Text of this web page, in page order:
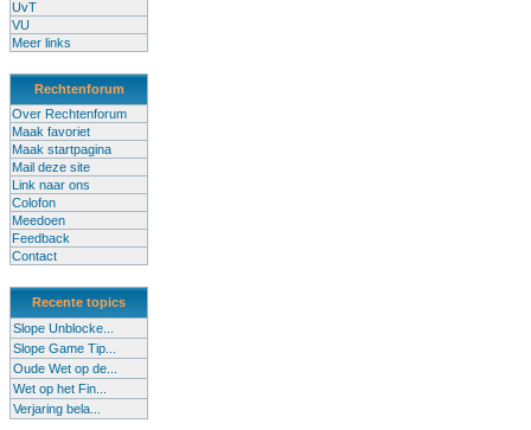
UvT
VU
Meer links
Rechtenforum
Over Rechtenforum
Maak favoriet
Maak startpagina
Mail deze site
Link naar ons
Colofon
Meedoen
Feedback
Contact
Recente topics
Slope Unblocke...
Slope Game Tip...
Oude Wet op de...
Wet op het Fin...
Verjaring bela...